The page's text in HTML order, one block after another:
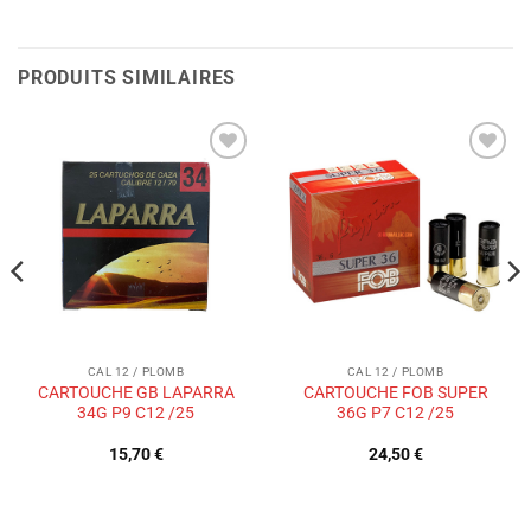
PRODUITS SIMILAIRES
Ajouter
à la liste
de
souhaits
CAL 12 / PLOMB
CARTOUCHE GB LAPARRA
34G P9 C12 /25
15,70€
souhaits
CAL 12 / PLOMB
CARTOUCHE FOB SUPER
36G P7 C12 /25
24,50€